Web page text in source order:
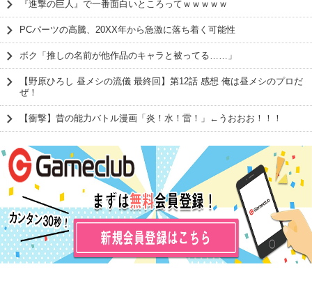
『進撃の巨人』で一番面白いところってｗｗｗｗｗ
PCパーツの高騰、20XX年から急激に落ち着く可能性
ボク「推しの名前が他作品のキャラと被ってる……」
【野原ひろし 昼メシの流儀 最終回】第12話 感想 俺は昼メシのプロだ
ぜ！
【衝撃】昔の能力バトル漫画「炎！水！雷！」←うおおお！！！